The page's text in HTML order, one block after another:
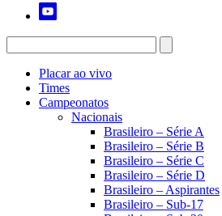
Placar ao vivo
Times
Campeonatos
Nacionais
Brasileiro – Série A
Brasileiro – Série B
Brasileiro – Série C
Brasileiro – Série D
Brasileiro – Aspirantes
Brasileiro – Sub-17